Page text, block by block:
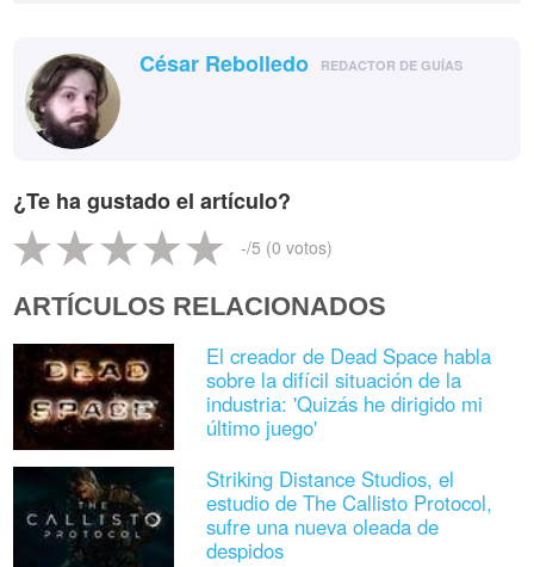
César Rebolledo REDACTOR DE GUÍAS
¿Te ha gustado el artículo?
-/5 (0 votos)
ARTÍCULOS RELACIONADOS
El creador de Dead Space habla
sobre la difícil situación de la
industria: 'Quizás he dirigido mi
último juego'
Striking Distance Studios, el
estudio de The Callisto Protocol,
sufre una nueva oleada de
despidos